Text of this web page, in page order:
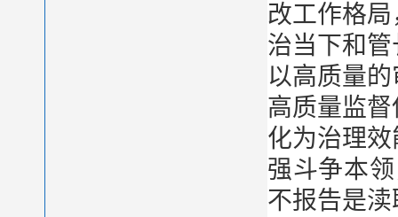
改工作格
治当下和
以高质量
高质量监
化为治理
强斗争本
不报告是